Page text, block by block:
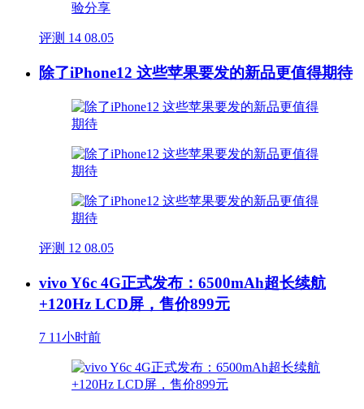
评测 14 08.05
除了iPhone12 这些苹果要发的新品更值得期待
评测 12 08.05
vivo Y6c 4G正式发布：6500mAh超长续航
+120Hz LCD屏，售价899元
7 11小时前